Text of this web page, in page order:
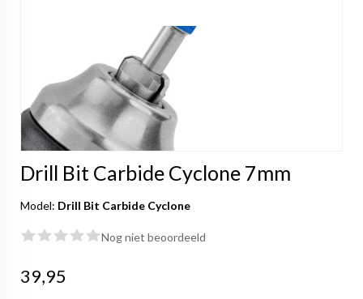
Drill Bit Carbide Cyclone 7mm
Model: Drill Bit Carbide Cyclone
Nog niet beoordeeld
39,95